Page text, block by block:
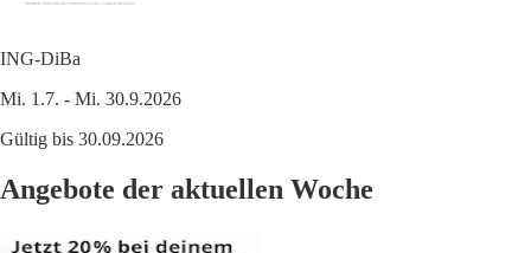
ING-DiBa
Mi. 1.7. - Mi. 30.9.2026
Gültig bis 30.09.2026
Angebote der aktuellen Woche